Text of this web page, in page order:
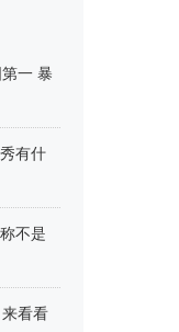
一 暴
有什
不是
看看